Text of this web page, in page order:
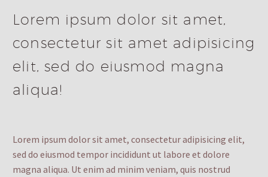
Lorem ipsum dolor sit amet,
consectetur sit amet adipisicing
elit, sed do eiusmod magna
aliqua!
Lorem ipsum dolor sit amet, consectetur adipisicing elit,
sed do eiusmod tempor incididunt ut labore et dolore
magna aliqua. Ut enim ad minim veniam, quis nostrud